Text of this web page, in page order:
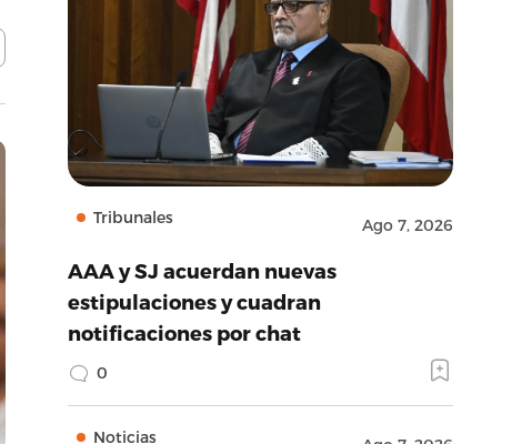
Tribunales Ago 7, 2026
AAA y SJ acuerdan nuevas
estipulaciones y cuadran
notificaciones por chat
0
Noticias